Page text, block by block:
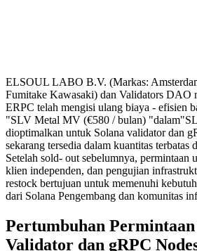
ELSOUL LABO B.V. (Markas:
Fumitake Kawasaki) dan Validators DAO
ERPC telah mengisi ulang biaya - efisien
"SLV Metal MV (€580 / bulan)
dioptimalkan untuk Solana validator dan
sekarang tersedia dalam kuantitas
Setelah sold- out sebelumnya, permintaan
klien independen, dan pengujian
restock bertujuan untuk memenuhi
dari Solana Pengembang dan komunitas
Pertumbuhan
Validator dan gRPC